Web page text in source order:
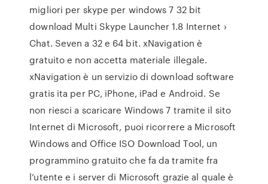
migliori per skype per windows 7 32 bit
download Multi Skype Launcher 1.8 Internet ›
Chat. Seven a 32 e 64 bit. xNavigation è
gratuito e non accetta materiale illegale.
xNavigation è un servizio di download software
gratis ita per PC, iPhone, iPad e Android. Se
non riesci a scaricare Windows 7 tramite il sito
Internet di Microsoft, puoi ricorrere a Microsoft
Windows and Office ISO Download Tool, un
programmino gratuito che fa da tramite fra
l’utente e i server di Microsoft grazie al quale è